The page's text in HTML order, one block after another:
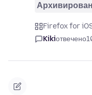
Firefox for
Kikiотвечено